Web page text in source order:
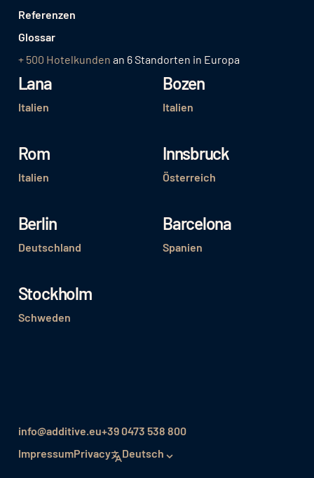
Referenzen
Glossar
+ 500 Hotelkunden an 6 Standorten in Europa
Lana
Italien
Bozen
Italien
Rom
Italien
Innsbruck
Österreich
Berlin
Deutschland
Barcelona
Spanien
Stockholm
Schweden
info@additive.eu+39 0473 538 800
ImpressumPrivacy Deutsch